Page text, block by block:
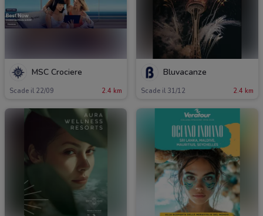
MSC Crociere
Scade il 22/09 2.4 km
Bluvacanze
Scade il 31/12 2.4 km